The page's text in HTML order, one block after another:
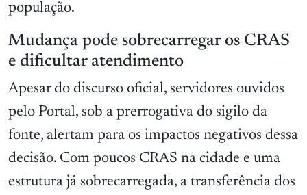
população.
Mudança pode sobrecarregar os CRAS
e dificultar atendimento
Apesar do discurso oficial, servidores ouvidos
pelo Portal, sob a prerrogativa do sigilo da
fonte, alertam para os impactos negativos dessa
decisão. Com poucos CRAS na cidade e uma
estrutura já sobrecarregada, a transferência dos